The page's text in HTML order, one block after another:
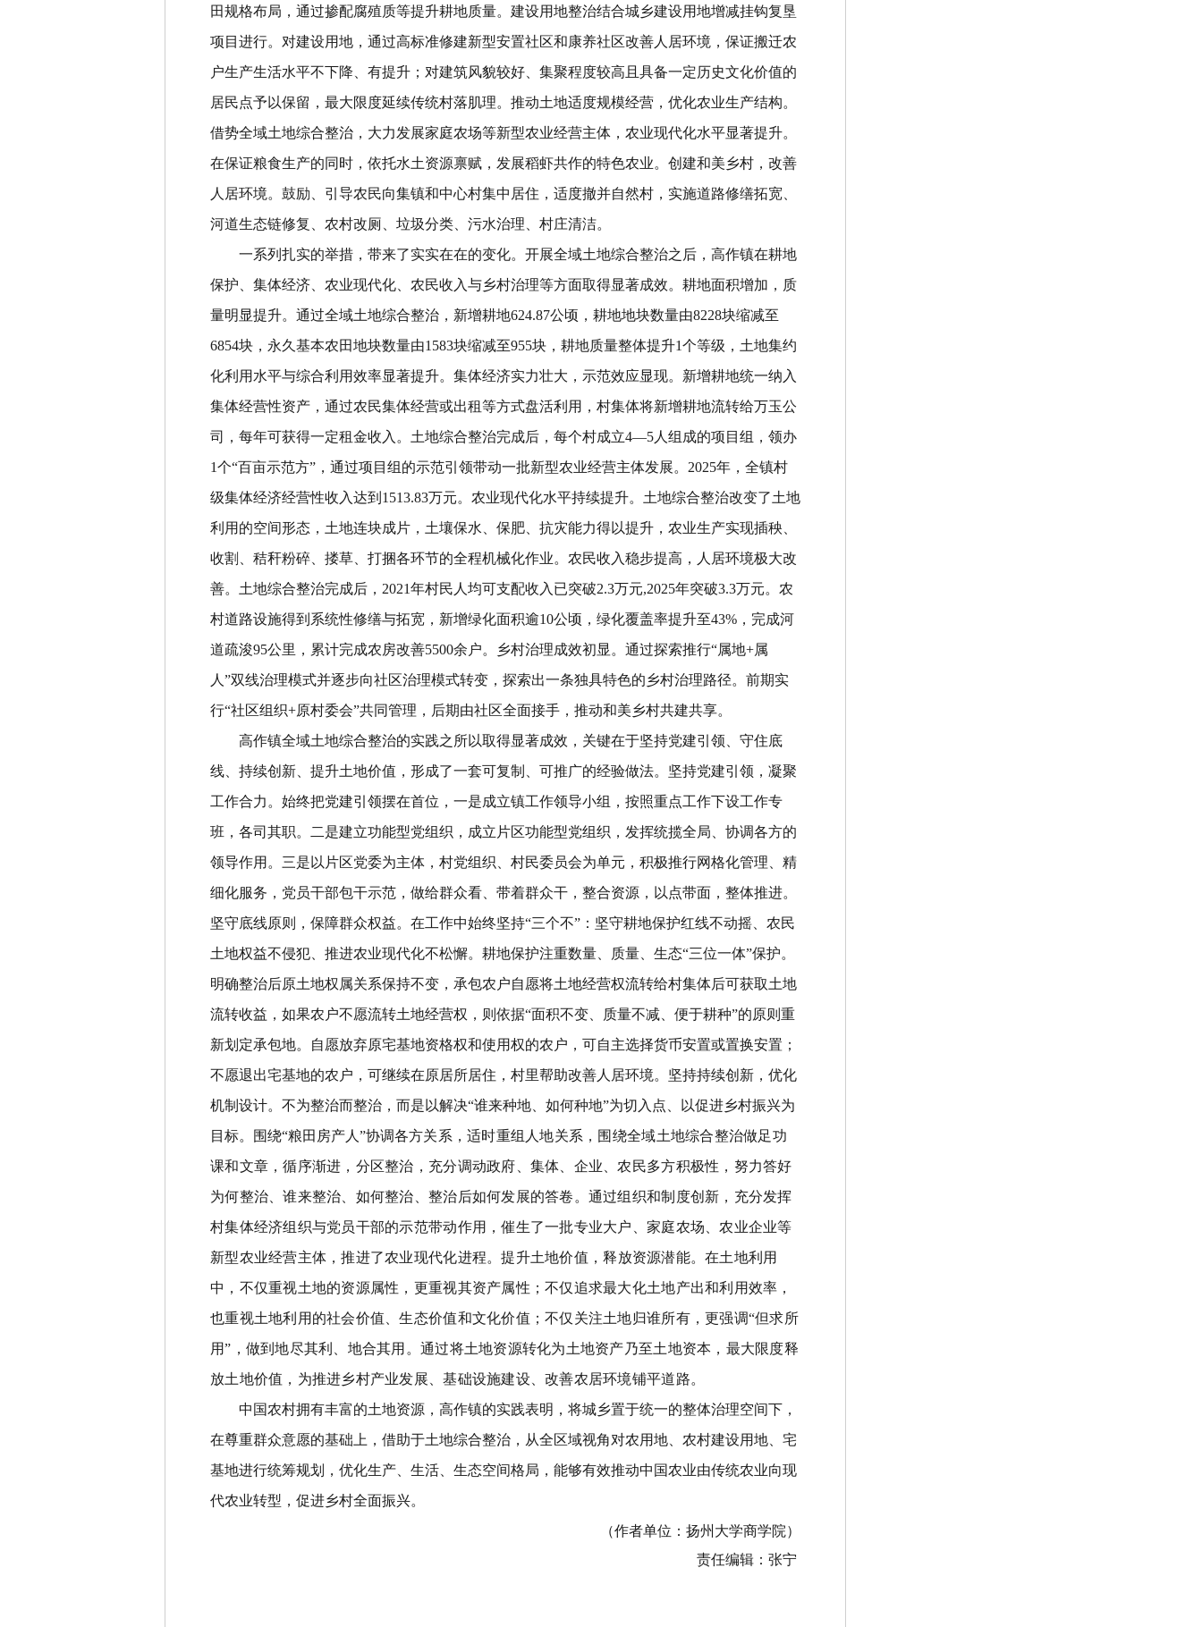
田规格布局，通过掺配腐殖质等提升耕地质量。建设用地整治结合城乡建设用地增减挂钩复垦
项目进行。对建设用地，通过高标准修建新型安置社区和康养社区改善人居环境，保证搬迁农
户生产生活水平不下降、有提升；对建筑风貌较好、集聚程度较高且具备一定历史文化价值的
居民点予以保留，最大限度延续传统村落肌理。 推动土地适度规模经营 ， 优化农业生产结构。
借势全域土地综合整治，大力发展家庭农场等新型农业经营主体，农业现代化水平显著提升。
在保证粮食生产的同时，依托水土资源禀赋，发展稻虾共作的特色农业。 创建和美乡村 ， 改善
人居环境。 鼓励、引导农民向集镇和中心村集中居住，适度撤并自然村，实施道路修缮拓宽、
河道生态链修复、农村改厕、垃圾分类、污水治理、村庄清洁。
一系列扎实的举措，带来了实实在在的变化。开展全域土地综合整治之后，高作镇在耕地
保护、集体经济、农业现代化、农民收入与乡村治理等方面取得显著成效。 耕地面积增加 ， 质
量明显提升。 通过全域土地综合整治，新增耕地624.87公顷，耕地地块数量由8228块缩减至
6854块，永久基本农田地块数量由1583块缩减至955块，耕地质量整体提升1个等级，土地集约
化利用水平与综合利用效率显著提升。 集体经济实力壮大 ， 示范效应显现。 新增耕地统一纳入
集体经营性资产，通过农民集体经营或出租等方式盘活利用，村集体将新增耕地流转给万玉公
司，每年可获得一定租金收入。土地综合整治完成后，每个村成立4—5人组成的项目组，领办
1个“百亩示范方” ，通过项目组的示范引领带动一批新型农业经营主体发展。 2025年，全镇村
级集体经济经营性收入达到 1513.83万元。 农业现代化水平持续提升。 土地综合整治改变了土地
利用的空间形态，土地连块成片，土壤保水、保肥、抗灾能力得以提升，农业生产实现插秧、
收割、秸秆粉碎、搂草、打捆各环节的全程机械化作业。 农民收入稳步提高 ， 人居环境极大改
善。 土地综合整治完成后， 2021年村民人均可支配收入已突破2.3万元,2025年突破3.3万元。农
村道路设施得到系统性修缮与拓宽，新增绿化面积逾10公顷，绿化覆盖率提升至43% ，完成河
道疏浚95公里，累计完成农房改善5500余户。 乡村治理成效初显 。 通过探索推行“属地+属
人 ”双线治理模式并逐步向社区治理模式转变，探索出一条独具特色的乡村治理路径。前期实
行“社区组织+原村委会”共同管理，后期由社区全面接手，推动和美乡村共建共享。
高作镇全域土地综合整治的实践之所以取得显著成效，关键在于坚持党建引领、守住底
线、持续创新、提升土地价值，形成了一套可复制、可推广的经验做法。 坚持党建引领 ， 凝聚
工作合力 。 始终把党建引领摆在首位，一是成立镇工作领导小组，按照重点工作下设工作专
班，各司其职。二是建立功能型党组织，成立片区功能型党组织，发挥统揽全局、协调各方的
领导作用。三是以片区党委为主体，村党组织、村民委员会为单元，积极推行网格化管理、精
细化服务，党员干部包干示范，做给群众看、带着群众干，整合资源，以点带面，整体推进。
坚守底线原则
， 保障群众权益。 在工作中始终坚持“三个不” ：坚守耕地保护红线不动摇、农民
土地权益不侵犯、推进农业现代化不松懈。耕地保护注重数量、质量、生态“三位一体”保护。
明确整治后原土地权属关系保持不变，承包农户自愿将土地经营权流转给村集体后可获取土地
流转收益，如果农户不愿流转土地经营权，则依据“面积不变、质量不减、便于耕种”的原则重
新划定承包地。自愿放弃原宅基地资格权和使用权的农户，可自主选择货币安置或置换安置；
不愿退出宅基地的农户，可继续在原居所居住，村里帮助改善人居环境。 坚持持续创新 ， 优化
机制设计。 不为整治而整治，而是以解决“谁来种地、如何种地”为切入点、以促进乡村振兴为
目标。围绕“粮田房产人 ”协调各方关系，适时重组人地关系，围绕全域土地综合整治做足功
课和文章，循序渐进，分区整治，充分调动政府、集体、企业、农民多方积极性，努力答好
为何整治、谁来整治、如何整治、整治后如何发展的答卷。通过组织和制度创新，充分发挥
村集体经济组织与党员干部的示范带动作用，催生了一批专业大户、家庭农场、农业企业等
新型农业经营主体，推进了农业现代化进程。提升土地价值 ，释放资源潜能。在土地利用
中，不仅重视土地的资源属性，更重视其资产属性；不仅追求最大化土地产出和利用效率，
也重视土地利用的社会价值、生态价值和文化价值；不仅关注土地归谁所有，更强调“但求所
用” ，做到地尽其利、地合其用。通过将土地资源转化为土地资产乃至土地资本，最大限度释
放土地价值，为推进乡村产业发展、基础设施建设、改善农居环境铺平道路。
中国农村拥有丰富的土地资源，高作镇的实践表明，将城乡置于统一的整体治理空间下，
在尊重群众意愿的基础上，借助于土地综合整治，从全区域视角对农用地、农村建设用地、宅
基地进行统筹规划，优化生产、生活、生态空间格局，能够有效推动中国农业由传统农业向现
代农业转型，促进乡村全面振兴。
（作者单位：扬州大学商学院）
责任编辑：张宁